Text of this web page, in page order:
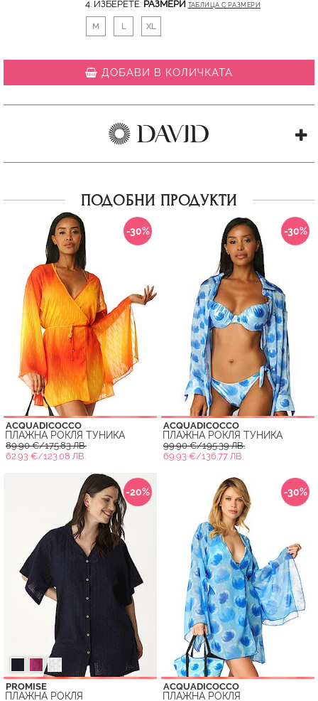
4. ИЗБЕРЕТЕ: РАЗМЕРИ ТАБЛИЦА С РАЗМЕРИ
M L XL
ДОБАВИ В КОЛИЧКАТА
ПОДОБНИ ПРОДУКТИ
-30%
ACQUADICOCCO
ПЛАЖНА РОКЛЯ ТУНИКА
89.90 €/175.83 ЛВ.
62.93 €/123.08 ЛВ.
-30%
ACQUADICOCCO
ПЛАЖНА РОКЛЯ ТУНИКА
99.90 €/195.39 ЛВ.
69.93 €/136.77 ЛВ.
-20%
PROMISE
ПЛАЖНА РОКЛЯ
-30%
ACQUADICOCCO
ПЛАЖНА РОКЛЯ